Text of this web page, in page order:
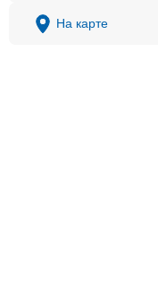
На карте